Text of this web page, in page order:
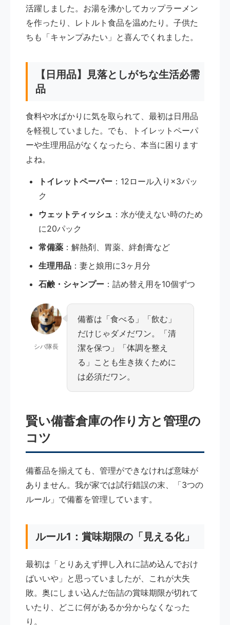
活躍しました。お湯を沸かしてカップラーメン
を作ったり、レトルト食品を温めたり。子供た
ちも「キャンプみたい」と喜んでくれました。
【日用品】見落としがちな生活必需
品
食料や水ばかりに気を取られて、最初は日用品
を軽視していました。でも、トイレットペーパ
ーや生理用品がなくなったら、本当に困ります
よね。
トイレットペーパー ：12ロール入り×3パッ
ク
ウェットティッシュ ：水が使えない時のため
に20パック
常備薬 ：解熱剤、胃薬、絆創膏など
生理用品 ：妻と娘用に3ヶ月分
石鹸・シャンプー ：詰め替え用を10個ずつ
シバ隊長
備蓄は「食べる」「飲む」
だけじゃダメだワン。「清
潔を保つ」「体調を整え
る」ことも生き抜くために
は必須だワン。
賢い備蓄倉庫の作り方と管理の
コツ
備蓄品を揃えても、管理ができなければ意味が
ありません。我が家では試行錯誤の末、「3つの
ルール」で備蓄を管理しています。
ルール1：賞味期限の「見える化」
最初は「とりあえず押し入れに詰め込んでおけ
ばいいや」と思っていましたが、これが大失
敗。奥にしまい込んだ缶詰の賞味期限が切れて
いたり、どこに何があるか分からなくなった
り。